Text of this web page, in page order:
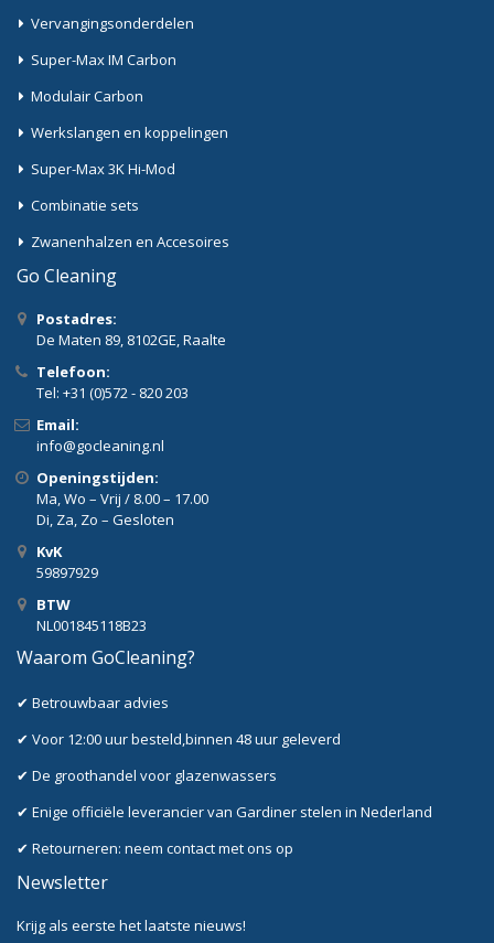
Vervangingsonderdelen
Super-Max IM Carbon
Modulair Carbon
Werkslangen en koppelingen
Super-Max 3K Hi-Mod
Combinatie sets
Zwanenhalzen en Accesoires
Go Cleaning
Postadres:
De Maten 89, 8102GE, Raalte
Telefoon:
Tel: +31 (0)572 - 820 203
Email:
info@gocleaning.nl
Openingstijden:
Ma, Wo – Vrij / 8.00 – 17.00
Di, Za, Zo – Gesloten
KvK
59897929
BTW
NL001845118B23
Waarom GoCleaning?
✔ Betrouwbaar advies
✔ Voor 12:00 uur besteld,binnen 48 uur geleverd
✔ De groothandel voor glazenwassers
✔ Enige officiële leverancier van Gardiner stelen in Nederland
✔ Retourneren: neem contact met ons op
Newsletter
Krijg als eerste het laatste nieuws!